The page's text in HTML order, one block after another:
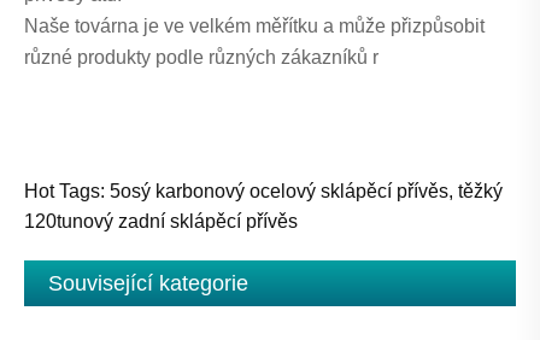
Naše továrna je ve velkém měřítku a může přizpůsobit
různé produkty podle různých zákazníků r
Hot Tags: 5osý karbonový ocelový sklápěcí přívěs, těžký
120tunový zadní sklápěcí přívěs
Související kategorie